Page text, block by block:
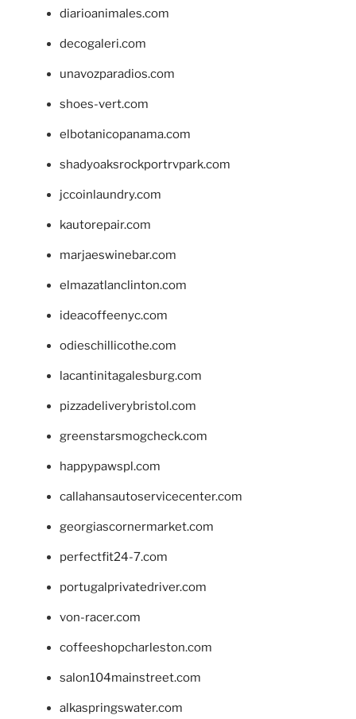
diarioanimales.com
decogaleri.com
unavozparadios.com
shoes-vert.com
elbotanicopanama.com
shadyoaksrockportrvpark.com
jccoinlaundry.com
kautorepair.com
marjaeswinebar.com
elmazatlanclinton.com
ideacoffeenyc.com
odieschillicothe.com
lacantinitagalesburg.com
pizzadeliverybristol.com
greenstarsmogcheck.com
happypawspl.com
callahansautoservicecenter.com
georgiascornermarket.com
perfectfit24-7.com
portugalprivatedriver.com
von-racer.com
coffeeshopcharleston.com
salon104mainstreet.com
alkaspringswater.com